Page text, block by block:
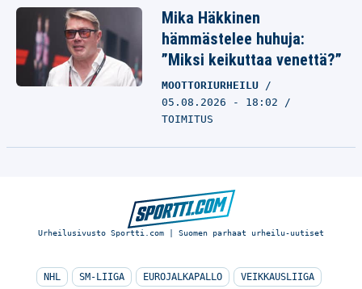
Mika Häkkinen
hämmästelee huhuja:
”Miksi keikuttaa venettä?”
MOOTTORIURHEILU
05.08.2026 - 18:02
TOIMITUS
Urheilusivusto Sportti.com | Suomen parhaat urheilu-uutiset
NHL SM-LIIGA EUROJALKAPALLO VEIKKAUSLIIGA